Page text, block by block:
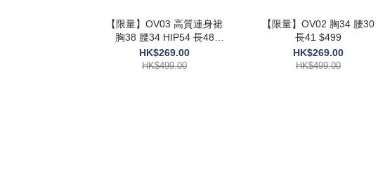
【限量】OV03 高質連身裙
胸38 腰34 HIP54 長48
$499
HK$269.00
HK$499.00
【限量】OV02 胸34 腰30
長41 $499
HK$269.00
HK$499.00